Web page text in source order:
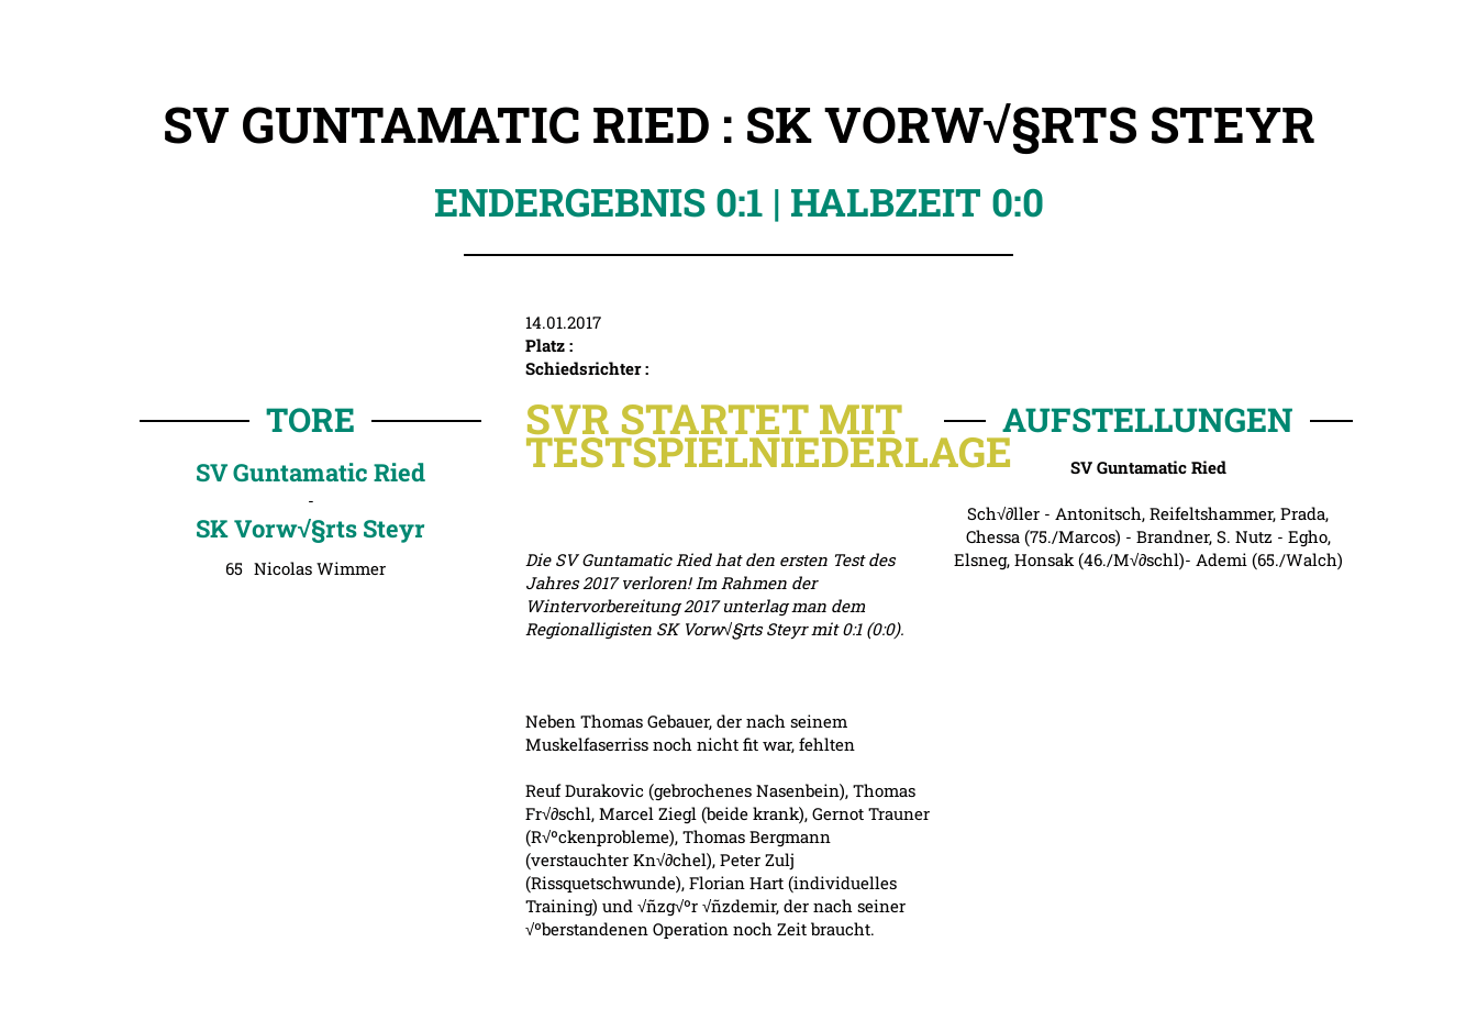
SV GUNTAMATIC RIED : SK VORW√§RTS STEYR
ENDERGEBNIS 0:1 | HALBZEIT 0:0
TORE
SV Guntamatic Ried
-
SK Vorw√§rts Steyr
65 Nicolas Wimmer
14.01.2017
Platz :
Schiedsrichter :
SVR STARTET MIT
TESTSPIELNIEDERLAGE
Die SV Guntamatic Ried hat den ersten Test des
Jahres 2017 verloren! Im Rahmen der
Wintervorbereitung 2017 unterlag man dem
Regionalligisten SK Vorw√§rts Steyr mit 0:1 (0:0).
Neben Thomas Gebauer, der nach seinem
Muskelfaserriss noch nicht fit war, fehlten
Reuf Durakovic (gebrochenes Nasenbein), Thomas
Fr√∂schl, Marcel Ziegl (beide krank), Gernot Trauner
(R√ºckenprobleme), Thomas Bergmann
(verstauchter Kn√∂chel), Peter Zulj
(Rissquetschwunde), Florian Hart (individuelles
Training) und √ñzg√ºr √ñzdemir, der nach seiner
√ºberstandenen Operation noch Zeit braucht.
AUFSTELLUNGEN
SV Guntamatic Ried
Sch√∂ller - Antonitsch, Reifeltshammer, Prada,
Chessa (75./Marcos) - Brandner, S. Nutz - Egho,
Elsneg, Honsak (46./M√∂schl)- Ademi (65./Walch)